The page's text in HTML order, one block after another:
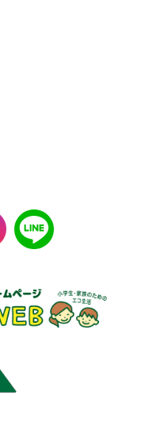
instagram